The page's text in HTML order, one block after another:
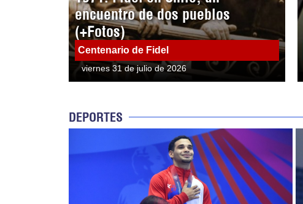
encuentro de dos pueblos
(+Fotos)
Centenario de Fidel
viernes 31 de julio de 2026
DEPORTES